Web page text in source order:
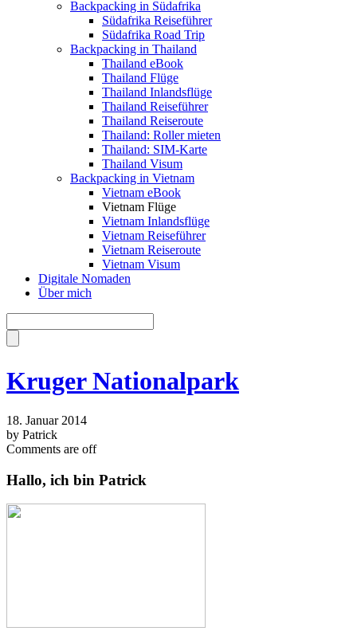
Backpacking in Südafrika
Südafrika Reiseführer
Südafrika Road Trip
Backpacking in Thailand
Thailand eBook
Thailand Flüge
Thailand Inlandsflüge
Thailand Reiseführer
Thailand Reiseroute
Thailand: Roller mieten
Thailand: SIM-Karte
Thailand Visum
Backpacking in Vietnam
Vietnam eBook
Vietnam Flüge
Vietnam Inlandsflüge
Vietnam Reiseführer
Vietnam Reiseroute
Vietnam Visum
Digitale Nomaden
Über mich
Kruger Nationalpark
18. Januar 2014
by Patrick
Comments are off
Hallo, ich bin Patrick